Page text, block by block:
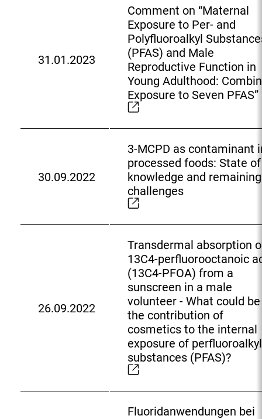
e
r
L
i
n
k
:
31.01.2023
E
x
t
e
e
r
L
i
n
k
Comment on “Maternal
Exposure to Per- and
Polyfluoroalkyl
(PFAS) and Male
Reproductive Function in
Young Adulthood:
Exposure to Seven PFAS”
30.09.2022
E
x
t
e
r
n
e
r
L
i
n
k
:
3-MCPD as contaminant
processed foods: State of
knowledge and remaining
challenges
26.09.2022
E
x
t
e
r
r
Transdermal absorption
13C4-perfluorooctanoic
(13C4-PFOA) from a
sunscreen in a male
volunteer - What could be
the contribution of
cosmetics to the internal
exposure of perfluoroalkyl
substances (PFAS)?
Fluoridanwendungen bei